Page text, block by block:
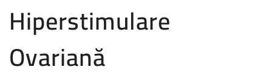
Hiperstimulare
Ovariană